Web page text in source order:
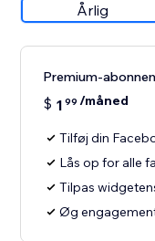
Årlig
Premium-
$ 1 99 /måned
Tilføj din
Lås op for alle
Tilpas
Øg